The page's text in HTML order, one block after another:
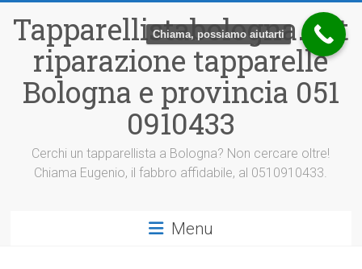
contenuto
Tapparellistabologna.net
riparazione tapparelle
Bologna e provincia 051
0910433
Cerchi un tapparellista a Bologna? Non cercare oltre!
Chiama Eugenio, il fabbro affidabile, al 0510910433.
Menu
Chiama, possiamo aiutarti